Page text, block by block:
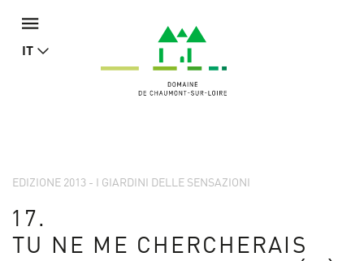
IT
EDIZIONE 2013 - I GIARDINI DELLE SENSAZIONI
17.
TU NE ME CHERCHERAIS